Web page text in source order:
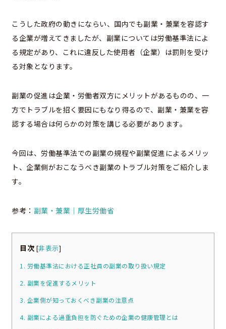
こうした政府の動きにならい、国内でも副業・兼業を容認す
る企業が増えてきましたが、副業については労働基準法によ
る規定があり、これに違反した使用者（企業）は罰則を受け
る対象となります。
副業の促進は企業・労働者双方にメリットがあるものの、一
方でトラブルを招く要因にもなり得るので、副業・兼業を容
認する場合は何らかの対策を講じる必要があります。
今回は、労働基準法での副業の規程や副業促進によるメリッ
ト、企業側がおこなうべき副業のトラブル対策をご紹介しま
す。
参考： 副業・兼業｜厚生労働省
目次 [非表示]
1. 労働基準法における正社員の副業の取り扱い規定
2. 副業を促進するメリット
3. 企業側が知っておくべき副業の注意点
4. 副業による過重負担を防ぐための企業の健康管理とは